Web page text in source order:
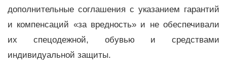
дополнительные соглашения с указанием гарантий
и компенсаций «за вредность» и не обеспечивали
их спецодежной, обувью и средствами
индивидуальной защиты.